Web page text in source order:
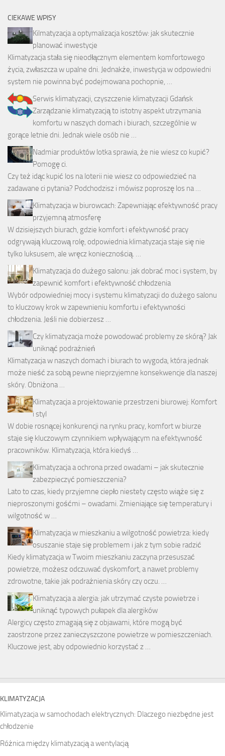
CIEKAWE WPISY
Kilmatyzacja a optymalizacja kosztów: jak skutecznie
planować inwestycje
Klimatyzacja stała się nieodłącznym elementem komfortowego
życia, zwłaszcza w upalne dni. Jednakże, inwestycja w odpowiedni
system nie powinna być podejmowana pochopnie, …
Serwis klimatyzacji, czyszczenie klimatyzacji Gdańsk
Zarządzanie klimatyzacją to istotny aspekt utrzymania
komfortu w naszych domach i biurach, szczególnie w
gorące letnie dni. Jednak wiele osób nie …
Nadmiar produktów lotka sprawia, że nie wiesz co kupić?
Pomogę ci.
Czy też idąc kupić los na loterii nie wiesz co odpowiedzieć na
zadawane ci pytania? Podchodzisz i mówisz poproszę los na …
Klimatyzacja w biurowcach: Zapewniając efektywność pracy
przyjemną atmosferę
W dzisiejszych biurach, gdzie komfort i efektywność pracy
odgrywają kluczową rolę, odpowiednia klimatyzacja staje się nie
tylko luksusem, ale wręcz koniecznością. …
Klimatyzacja do dużego salonu: jak dobrać moc i system, by
zapewnić komfort i efektywność chłodzenia
Wybór odpowiedniej mocy i systemu klimatyzacji do dużego salonu
to kluczowy krok w zapewnieniu komfortu i efektywności
chłodzenia. Jeśli nie dobierzesz …
Czy klimatyzacja może powodować problemy ze skórą? Jak
uniknąć podrażnień
Klimatyzacja w naszych domach i biurach to wygoda, która jednak
może nieść za sobą pewne nieprzyjemne konsekwencje dla naszej
skóry. Obniżona …
Klimatyzacja a projektowanie przestrzeni biurowej: Komfort
i styl
W dobie rosnącej konkurencji na rynku pracy, komfort w biurze
staje się kluczowym czynnikiem wpływającym na efektywność
pracowników. Klimatyzacja, która kiedyś …
Klimatyzacja a ochrona przed owadami – jak skutecznie
zabezpieczyć pomieszczenia?
Lato to czas, kiedy przyjemne ciepło niestety często wiąże się z
nieproszonymi gośćmi – owadami. Zmieniające się temperatury i
wilgotność w …
Klimatyzacja w mieszkaniu a wilgotność powietrza: kiedy
osuszanie staje się problemem i jak z tym sobie radzić
Kiedy klimatyzacja w Twoim mieszkaniu zaczyna przesuszać
powietrze, możesz odczuwać dyskomfort, a nawet problemy
zdrowotne, takie jak podrażnienia skóry czy oczu. …
Klimatyzacja a alergia: jak utrzymać czyste powietrze i
uniknąć typowych pułapek dla alergików
Alergicy często zmagają się z objawami, które mogą być
zaostrzone przez zanieczyszczone powietrze w pomieszczeniach.
Kluczowe jest, aby odpowiednio korzystać z …
KLIMATYZACJA
Klimatyzacja w samochodach elektrycznych: Dlaczego niezbędne jest
chłodzenie
Różnica między klimatyzacją a wentylacją